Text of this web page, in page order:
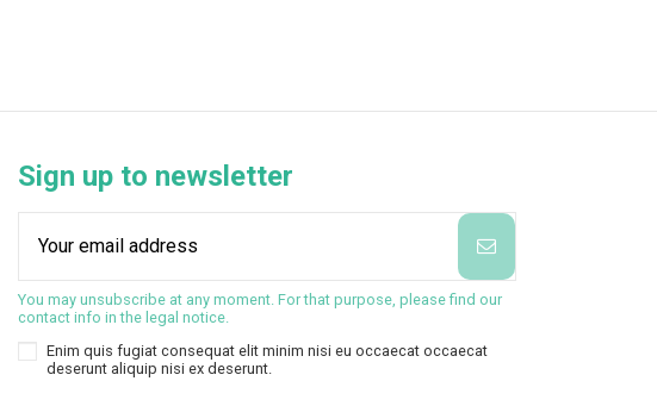
Sign up to newsletter
You may unsubscribe at any moment. For that purpose, please find our
contact info in the legal notice.
Enim quis fugiat consequat elit minim nisi eu occaecat occaecat
deserunt aliquip nisi ex deserunt.